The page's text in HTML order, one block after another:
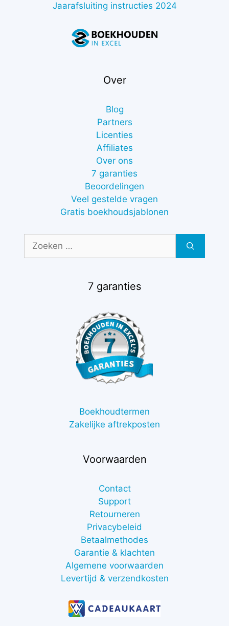
Jaarafsluiting instructies 2024
Over
Blog
Partners
Licenties
Affiliates
Over ons
7 garanties
Beoordelingen
Veel gestelde vragen
Gratis boekhoudsjablonen
Zoek
7 garanties
Boekhoudtermen
Zakelijke aftrekposten
Voorwaarden
Contact
Support
Retourneren
Privacybeleid
Betaalmethodes
Garantie & klachten
Algemene voorwaarden
Levertijd & verzendkosten